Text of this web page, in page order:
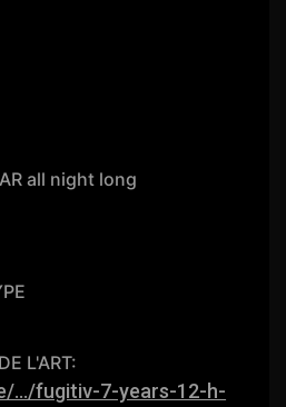
all night long
L'ART:
.../fugitiv-7-years-12-h-